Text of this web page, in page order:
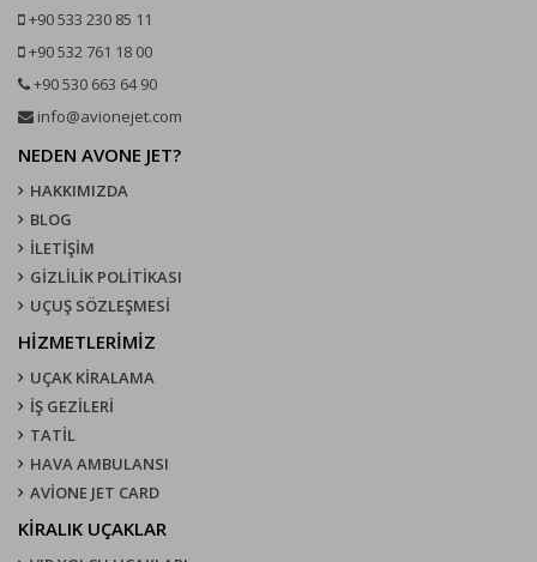
+90 533 230 85 11
+90 532 761 18 00
+90 530 663 64 90
info@avionejet.com
NEDEN AVONE JET?
HAKKIMIZDA
BLOG
İLETİŞİM
GİZLİLİK POLİTİKASI
UÇUŞ SÖZLEŞMESI
HİZMETLERİMİZ
UÇAK KIRALAMA
İŞ GEZİLERİ
TATİL
HAVA AMBULANSI
AVİONE JET CARD
KIRALIK UÇAKLAR